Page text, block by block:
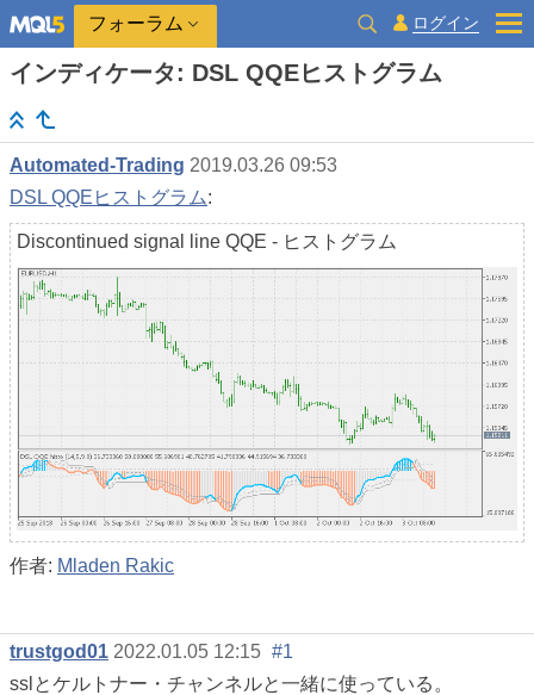
フォーラム ログイン
インディケータ: DSL QQEヒストグラム
Automated-Trading 2019.03.26 09:53
DSL QQEヒストグラム:
Discontinued signal line QQE - ヒストグラム
作者: Mladen Rakic
trustgod01 2022.01.05 12:15 #1
sslとケルトナー・チャンネルと一緒に使っている。